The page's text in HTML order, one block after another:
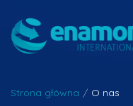
Strona główna / O nas